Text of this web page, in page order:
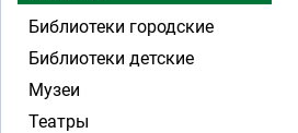
Библиотеки городские
Библиотеки детские
Музеи
Театры